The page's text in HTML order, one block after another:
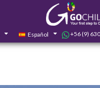
Español +56 (9)